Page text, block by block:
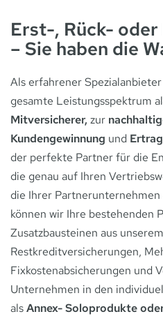
Erst-, Rück-
– Sie haben die
Als erfahrener
gesamte Leistungsspektrum
Mitversicherer,zur
Kundengewinnung und
der perfekte Partner für die
die genau auf Ihren
die Ihrer
können wir Ihre bestehenden
Zusatzbausteinen aus
Restkreditversicherungen,
Fixkostenabsicherungen und
Unternehmen in den
alsAnnex- Soloprodukte